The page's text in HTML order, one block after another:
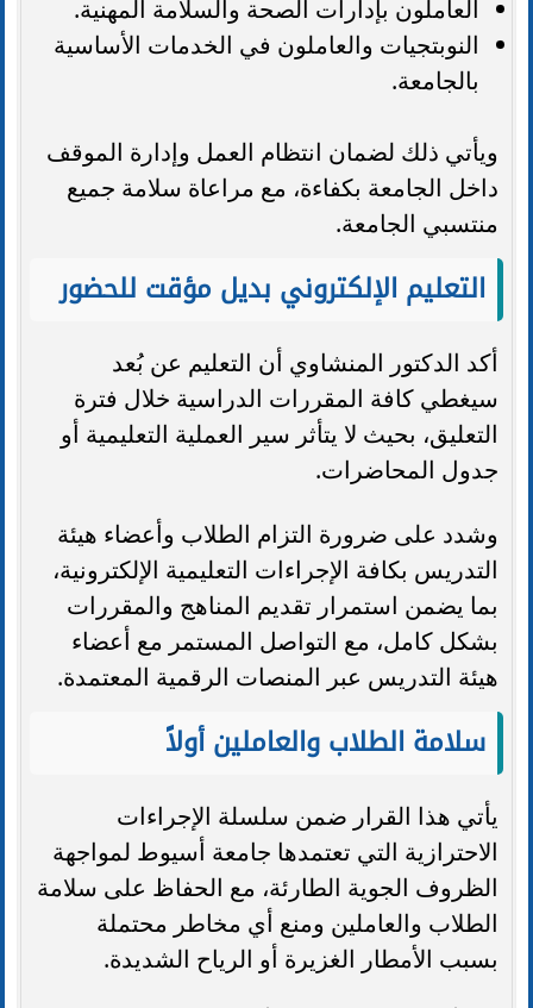
العاملون بإدارات الصحة والسلامة المهنية.
النوبتجيات والعاملون في الخدمات الأساسية
بالجامعة.
ويأتي ذلك لضمان انتظام العمل وإدارة الموقف
داخل الجامعة بكفاءة، مع مراعاة سلامة جميع
منتسبي الجامعة.
التعليم الإلكتروني بديل مؤقت للحضور
أكد الدكتور المنشاوي أن التعليم عن بُعد
سيغطي كافة المقررات الدراسية خلال فترة
التعليق، بحيث لا يتأثر سير العملية التعليمية أو
جدول المحاضرات.
وشدد على ضرورة التزام الطلاب وأعضاء هيئة
التدريس بكافة الإجراءات التعليمية الإلكترونية،
بما يضمن استمرار تقديم المناهج والمقررات
بشكل كامل، مع التواصل المستمر مع أعضاء
هيئة التدريس عبر المنصات الرقمية المعتمدة.
سلامة الطلاب والعاملين أولاً
يأتي هذا القرار ضمن سلسلة الإجراءات
الاحترازية التي تعتمدها جامعة أسيوط لمواجهة
الظروف الجوية الطارئة، مع الحفاظ على سلامة
الطلاب والعاملين ومنع أي مخاطر محتملة
بسبب الأمطار الغزيرة أو الرياح الشديدة.